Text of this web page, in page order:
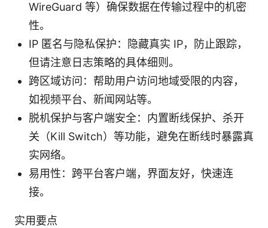
WireGuard 等）确保数据在传输过程中的机密
性。
IP 匿名与隐私保护：隐藏真实 IP，防止跟踪，
但请注意日志策略的具体细则。
跨区域访问：帮助用户访问地域受限的内容，
如视频平台、新闻网站等。
脱机保护与客户端安全：内置断线保护、杀开
关（Kill Switch）等功能，避免在断线时暴露真
实网络。
易用性：跨平台客户端，界面友好，快速连
接。
实用要点